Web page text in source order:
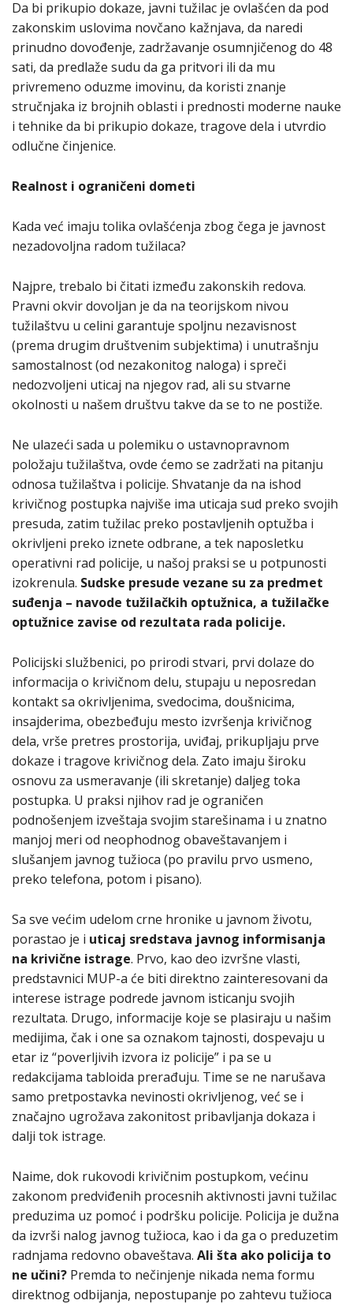
Da bi prikupio dokaze, javni tužilac je ovlašćen da pod
zakonskim uslovima novčano kažnjava, da naredi
prinudno dovođenje, zadržavanje osumnjičenog do 48
sati, da predlaže sudu da ga pritvori ili da mu
privremeno oduzme imovinu, da koristi znanje
stručnjaka iz brojnih oblasti i prednosti moderne nauke
i tehnike da bi prikupio dokaze, tragove dela i utvrdio
odlučne činjenice.
Realnost i ograničeni dometi
Kada već imaju tolika ovlašćenja zbog čega je javnost
nezadovoljna radom tužilaca?
Najpre, trebalo bi čitati između zakonskih redova.
Pravni okvir dovoljan je da na teorijskom nivou
tužilaštvu u celini garantuje spoljnu nezavisnost
(prema drugim društvenim subjektima) i unutrašnju
samostalnost (od nezakonitog naloga) i spreči
nedozvoljeni uticaj na njegov rad, ali su stvarne
okolnosti u našem društvu takve da se to ne postiže.
Ne ulazeći sada u polemiku o ustavnopravnom
položaju tužilaštva, ovde ćemo se zadržati na pitanju
odnosa tužilaštva i policije. Shvatanje da na ishod
krivičnog postupka najviše ima uticaja sud preko svojih
presuda, zatim tužilac preko postavljenih optužba i
okrivljeni preko iznete odbrane, a tek naposletku
operativni rad policije, u našoj praksi se u potpunosti
izokrenula. Sudske presude vezane su za predmet
suđenja – navode tužilačkih optužnica, a tužilačke
optužnice zavise od rezultata rada policije.
Policijski službenici, po prirodi stvari, prvi dolaze do
informacija o krivičnom delu, stupaju u neposredan
kontakt sa okrivljenima, svedocima, doušnicima,
insajderima, obezbeđuju mesto izvršenja krivičnog
dela, vrše pretres prostorija, uviđaj, prikupljaju prve
dokaze i tragove krivičnog dela. Zato imaju široku
osnovu za usmeravanje (ili skretanje) daljeg toka
postupka. U praksi njihov rad je ograničen
podnošenjem izveštaja svojim starešinama i u znatno
manjoj meri od neophodnog obaveštavanjem i
slušanjem javnog tužioca (po pravilu prvo usmeno,
preko telefona, potom i pisano).
Sa sve većim udelom crne hronike u javnom životu,
porastao je i uticaj sredstava javnog informisanja
na krivične istrage. Prvo, kao deo izvršne vlasti,
predstavnici MUP-a će biti direktno zainteresovani da
interese istrage podrede javnom isticanju svojih
rezultata. Drugo, informacije koje se plasiraju u našim
medijima, čak i one sa oznakom tajnosti, dospevaju u
etar iz “poverljivih izvora iz policije” i pa se u
redakcijama tabloida prerađuju. Time se ne narušava
samo pretpostavka nevinosti okrivljenog, već se i
značajno ugrožava zakonitost pribavljanja dokaza i
dalji tok istrage.
Naime, dok rukovodi krivičnim postupkom, većinu
zakonom predviđenih procesnih aktivnosti javni tužilac
preduzima uz pomoć i podršku policije. Policija je dužna
da izvrši nalog javnog tužioca, kao i da ga o preduzetim
radnjama redovno obaveštava. Ali šta ako policija to
ne učini? Premda to nečinjenje nikada nema formu
direktnog odbijanja, nepostupanje po zahtevu tužioca